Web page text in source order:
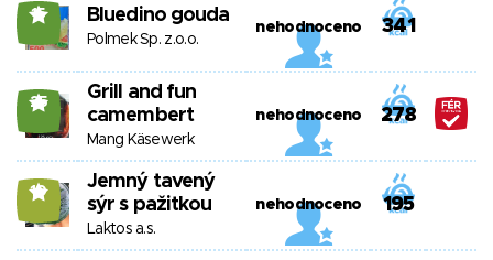
15 Bluedino gouda
Polmek Sp. z.o.o.
nehodnoceno 341
25
Grill and fun
camembert
Mang Käsewerk
nehodnoceno 278
10
Jemný tavený
sýr s pažitkou
Laktos a.s.
nehodnoceno 195